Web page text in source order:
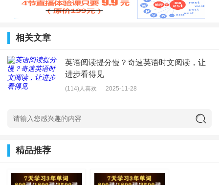
相关文章
英语阅读提分慢？奇速英语时文阅读，让
进步看得见
(114)人喜欢 2025-11-28
精品推荐